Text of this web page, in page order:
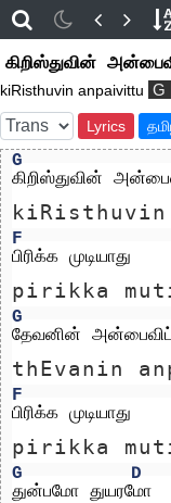
கிறிஸ்துவின்
kiRisthuvin anpaivittu G
Lyrics
G
கிறிஸ்துவின்
F
பிரிக்க முடியாது
pirikka
G
தேவனின்
thEvanin
F
பிரிக்க முடியாது
pirikka
G
D
துன்பமோ துயரமோ